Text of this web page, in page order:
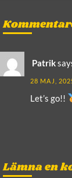
Patrik
28 MAJ,
Let’s go!!
Lämna en